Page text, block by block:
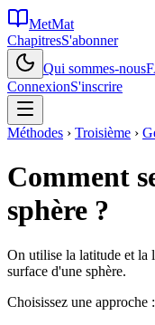
MetMat
ChapitresS'abonner
Qui sommes-nous
ConnexionS'inscrire
Méthodes › Troisième ›
Comment
sphère ?
On utilise la latitude et la
surface d'une sphère.
Choisissez une approche :